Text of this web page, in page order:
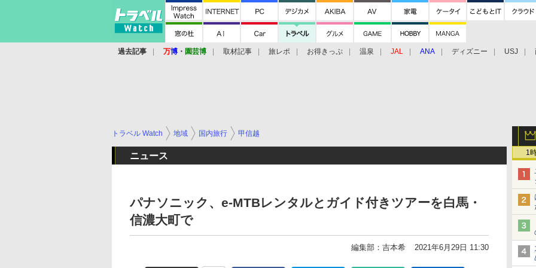
過去記事 万博 ・ 園芸博 取材記事 旅レポ お得きっぷ 温泉 JAL ANA ディズニー USJ
1
トラベル Watch 地域 国内旅行 甲信越
ニュース
パナソニック、e-MTBレンタルとガイド付きツアーを白馬・
信濃大町で
編集部：吉本希 2021年6月29日 11:30